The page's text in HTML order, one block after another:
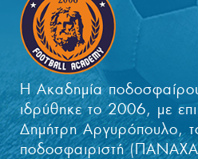
Η Ακαδημία
ιδρύθηκε το 2006, με
Δημήτρη Αργυρόπουλο,
ποδοσφαιριστή